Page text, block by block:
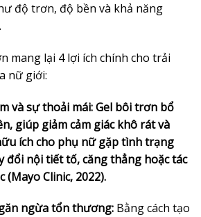
độ trơn, độ bền và khả năng
mang lại 4 lợi ích chính cho trải
nữ giới:
và sự thoải mái:Gel bôi trơn bổ
giúp giảm cảm giác khô rát và
ích cho phụ nữ gặp tình trạng
đổi nội tiết tố, căng thẳng hoặc tác
Clinic, 2022).
ngừa tổn thương: Bằng cách tạo